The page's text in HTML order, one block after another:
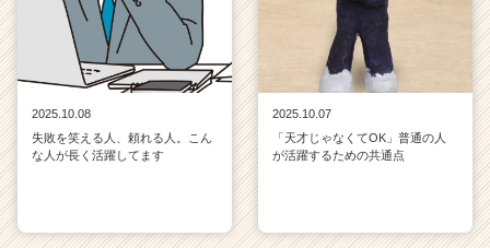
2025.10.08
失敗を笑える人、頼れる人。こん
な人が長く活躍してます
2025.10.07
「天才じゃなくてOK」普通の人
が活躍するための共通点